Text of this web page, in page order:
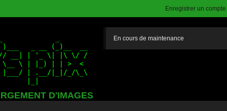
Enregistrer un
D'IMAGES
En cours de maintenance